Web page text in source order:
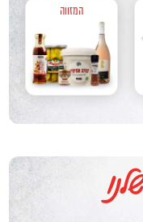
המזווה